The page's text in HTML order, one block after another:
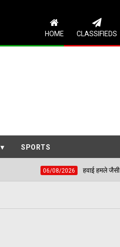
HOME CLASSIFIEDS
SPORTS
आमजन की समस्याएं 06/08/